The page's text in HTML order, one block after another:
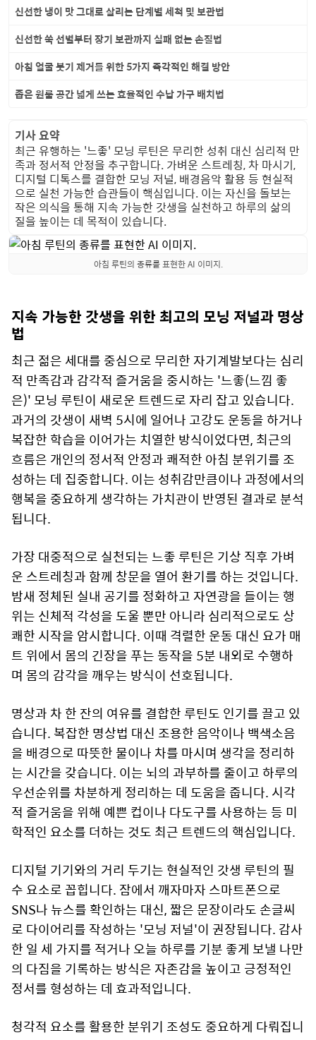
신선한 냉이 맛 그대로 살리는 단계별 세척 및 보관법
신선한 쑥 선별부터 장기 보관까지 실패 없는 손질법
아침 얼굴 붓기 제거를 위한 5가지 즉각적인 해결 방안
좁은 원룸 공간 넓게 쓰는 효율적인 수납 가구 배치법
기사 요약
최근 유행하는 '느좋' 모닝 루틴은 무리한 성취 대신 심리적 만
족과 정서적 안정을 추구합니다. 가벼운 스트레칭, 차 마시기,
디지털 디톡스를 결합한 모닝 저널, 배경음악 활용 등 현실적
으로 실천 가능한 습관들이 핵심입니다. 이는 자신을 돌보는
작은 의식을 통해 지속 가능한 갓생을 실천하고 하루의 삶의
질을 높이는 데 목적이 있습니다.
아침 루틴의 종류를 표현한 AI 이미지.
지속 가능한 갓생을 위한 최고의 모닝 저널과 명상
법
최근 젊은 세대를 중심으로 무리한 자기계발보다는 심리
적 만족감과 감각적 즐거움을 중시하는 '느좋(느낌 좋
은)' 모닝 루틴이 새로운 트렌드로 자리 잡고 있습니다.
과거의 갓생이 새벽 5시에 일어나 고강도 운동을 하거나
복잡한 학습을 이어가는 치열한 방식이었다면, 최근의
흐름은 개인의 정서적 안정과 쾌적한 아침 분위기를 조
성하는 데 집중합니다. 이는 성취감만큼이나 과정에서의
행복을 중요하게 생각하는 가치관이 반영된 결과로 분석
됩니다.
가장 대중적으로 실천되는 느좋 루틴은 기상 직후 가벼
운 스트레칭과 함께 창문을 열어 환기를 하는 것입니다.
밤새 정체된 실내 공기를 정화하고 자연광을 들이는 행
위는 신체적 각성을 도울 뿐만 아니라 심리적으로도 상
쾌한 시작을 암시합니다. 이때 격렬한 운동 대신 요가 매
트 위에서 몸의 긴장을 푸는 동작을 5분 내외로 수행하
며 몸의 감각을 깨우는 방식이 선호됩니다.
명상과 차 한 잔의 여유를 결합한 루틴도 인기를 끌고 있
습니다. 복잡한 명상법 대신 조용한 음악이나 백색소음
을 배경으로 따뜻한 물이나 차를 마시며 생각을 정리하
는 시간을 갖습니다. 이는 뇌의 과부하를 줄이고 하루의
우선순위를 차분하게 정리하는 데 도움을 줍니다. 시각
적 즐거움을 위해 예쁜 컵이나 다도구를 사용하는 등 미
학적인 요소를 더하는 것도 최근 트렌드의 핵심입니다.
디지털 기기와의 거리 두기는 현실적인 갓생 루틴의 필
수 요소로 꼽힙니다. 잠에서 깨자마자 스마트폰으로
SNS나 뉴스를 확인하는 대신, 짧은 문장이라도 손글씨
로 다이어리를 작성하는 '모닝 저널'이 권장됩니다. 감사
한 일 세 가지를 적거나 오늘 하루를 기분 좋게 보낼 나만
의 다짐을 기록하는 방식은 자존감을 높이고 긍정적인
정서를 형성하는 데 효과적입니다.
청각적 요소를 활용한 분위기 조성도 중요하게 다뤄집니